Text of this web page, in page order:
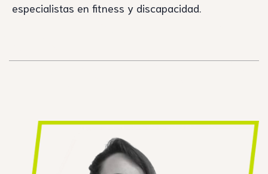
especialistas en fitness y discapacidad.